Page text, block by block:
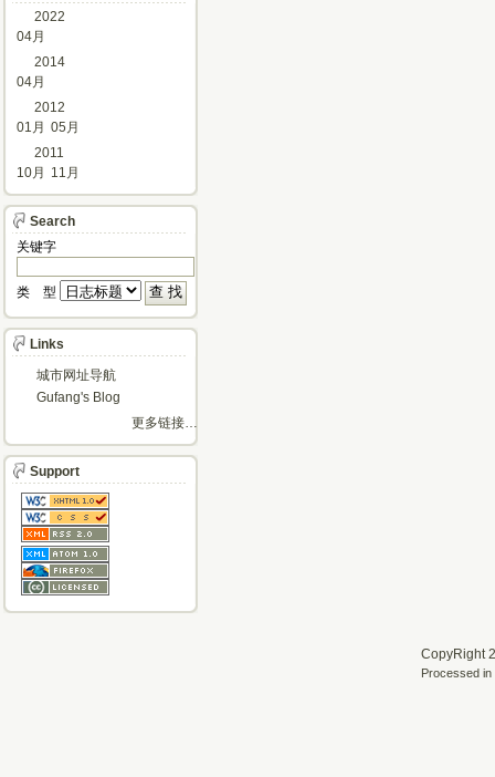
2022
04月
2014
04月
2012
01月 05月
2011
10月
11月
Search
关键字
类 型
Links
城市网址导航
Gufang's Blog
更多链接…
Support
CopyRight
Processed in